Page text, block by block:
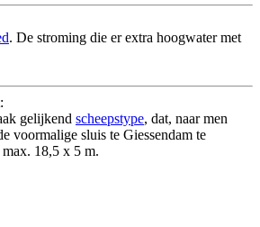
. De stroming die er extra hoogwater met
:
gelijkend scheepstype, dat, naar men
voormalige sluis te Giessendam te
18,5 x 5 m.